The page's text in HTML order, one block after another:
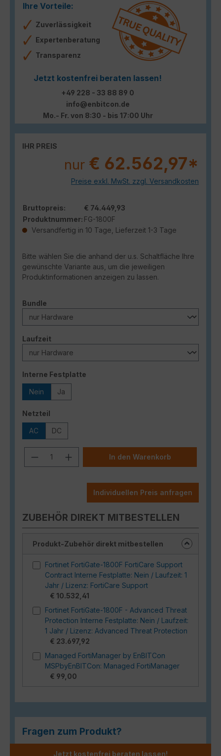
Ihre Vorteile:
Zuverlässigkeit
Expertenberatung
Transparenz
Jetzt kostenfrei beraten lassen!
+49 228 - 33 88 89 0
info@enbitcon.de
Mo.- Fr. von 8:30 - bis 17:00 Uhr
IHR PREIS
nur € 62.562,97*
Preise exkl. MwSt. zzgl. Versandkosten
Bruttopreis:
€ 74.449,93
Produktnummer: FG-1800F
Versandfertig in 10 Tage, Lieferzeit 1-3 Tage
Bitte wählen Sie die anhand der u.s. Schaltfläche Ihre
gewünschte Variante aus, um die jeweiligen
Produktinformationen anzeigen zu lassen.
Bundle
Laufzeitauswählen
Interne Festplatte
Nein Ja
Netzteil
AC DC
Produkt Anzahl: Gib den
In den Warenkorb
Individuellen Preis anfragen
ZUBEHÖR DIREKT MITBESTELLEN
Produkt-Zubehör direkt mitbestellen
Fortinet FortiGate-1800F FortiCare Support
Contract Interne Festplatte: Nein / Laufzeit: 1
Jahr / Lizenz: FortiCare Support
€ 10.532,41
Fortinet FortiGate-1800F - Advanced Threat
Protection Interne Festplatte: Nein / Laufzeit:
1 Jahr / Lizenz: Advanced Threat Protection
€ 23.697,92
Managed FortiManager by EnBITCon
MSPbyEnBITCon: Managed FortiManager
€ 99,00
Fragen zum Produkt?
Jetzt kostenfrei beraten lassen!